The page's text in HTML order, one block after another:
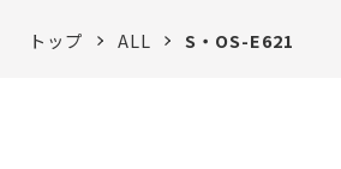
トップ ALL S・OS-E621